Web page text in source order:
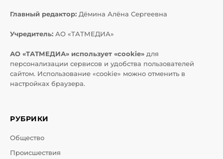
Главный редактор: Дёмина Алёна Сергеевна
Учредитель: АО «ТАТМЕДИА»
АО «ТАТМЕДИА» использует «cookie» для
персонализации сервисов и удобства пользователей
сайтом. Использование «cookie» можно отменить в
настройках браузера.
РУБРИКИ
Общество
Происшествия